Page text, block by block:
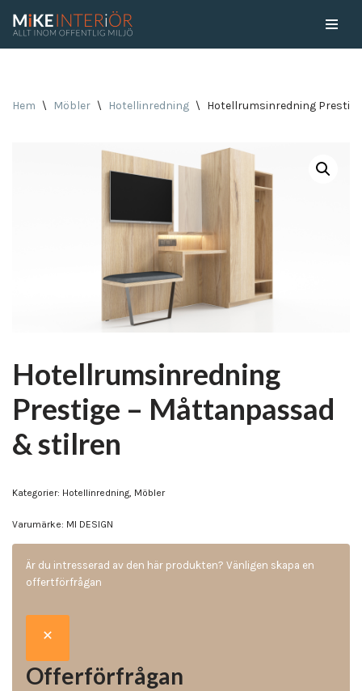
Hem \ Möbler \ Hotellinredning \ Hotellrumsinredning
Hotellrumsinredning
Prestige – Måttanpassad
& stilren
Kategorier: Hotellinredning, Möbler
Varumärke: MI DESIGN
Är du intresserad av den här produkten? Vänligen skapa en
offertförfrågan
Offerförfrågan